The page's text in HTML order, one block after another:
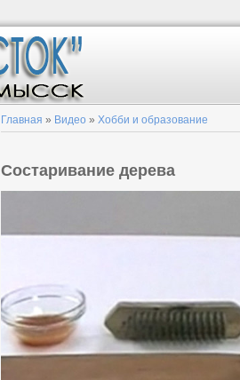
Главная » Видео » Хобби и образование
Состаривание дерева